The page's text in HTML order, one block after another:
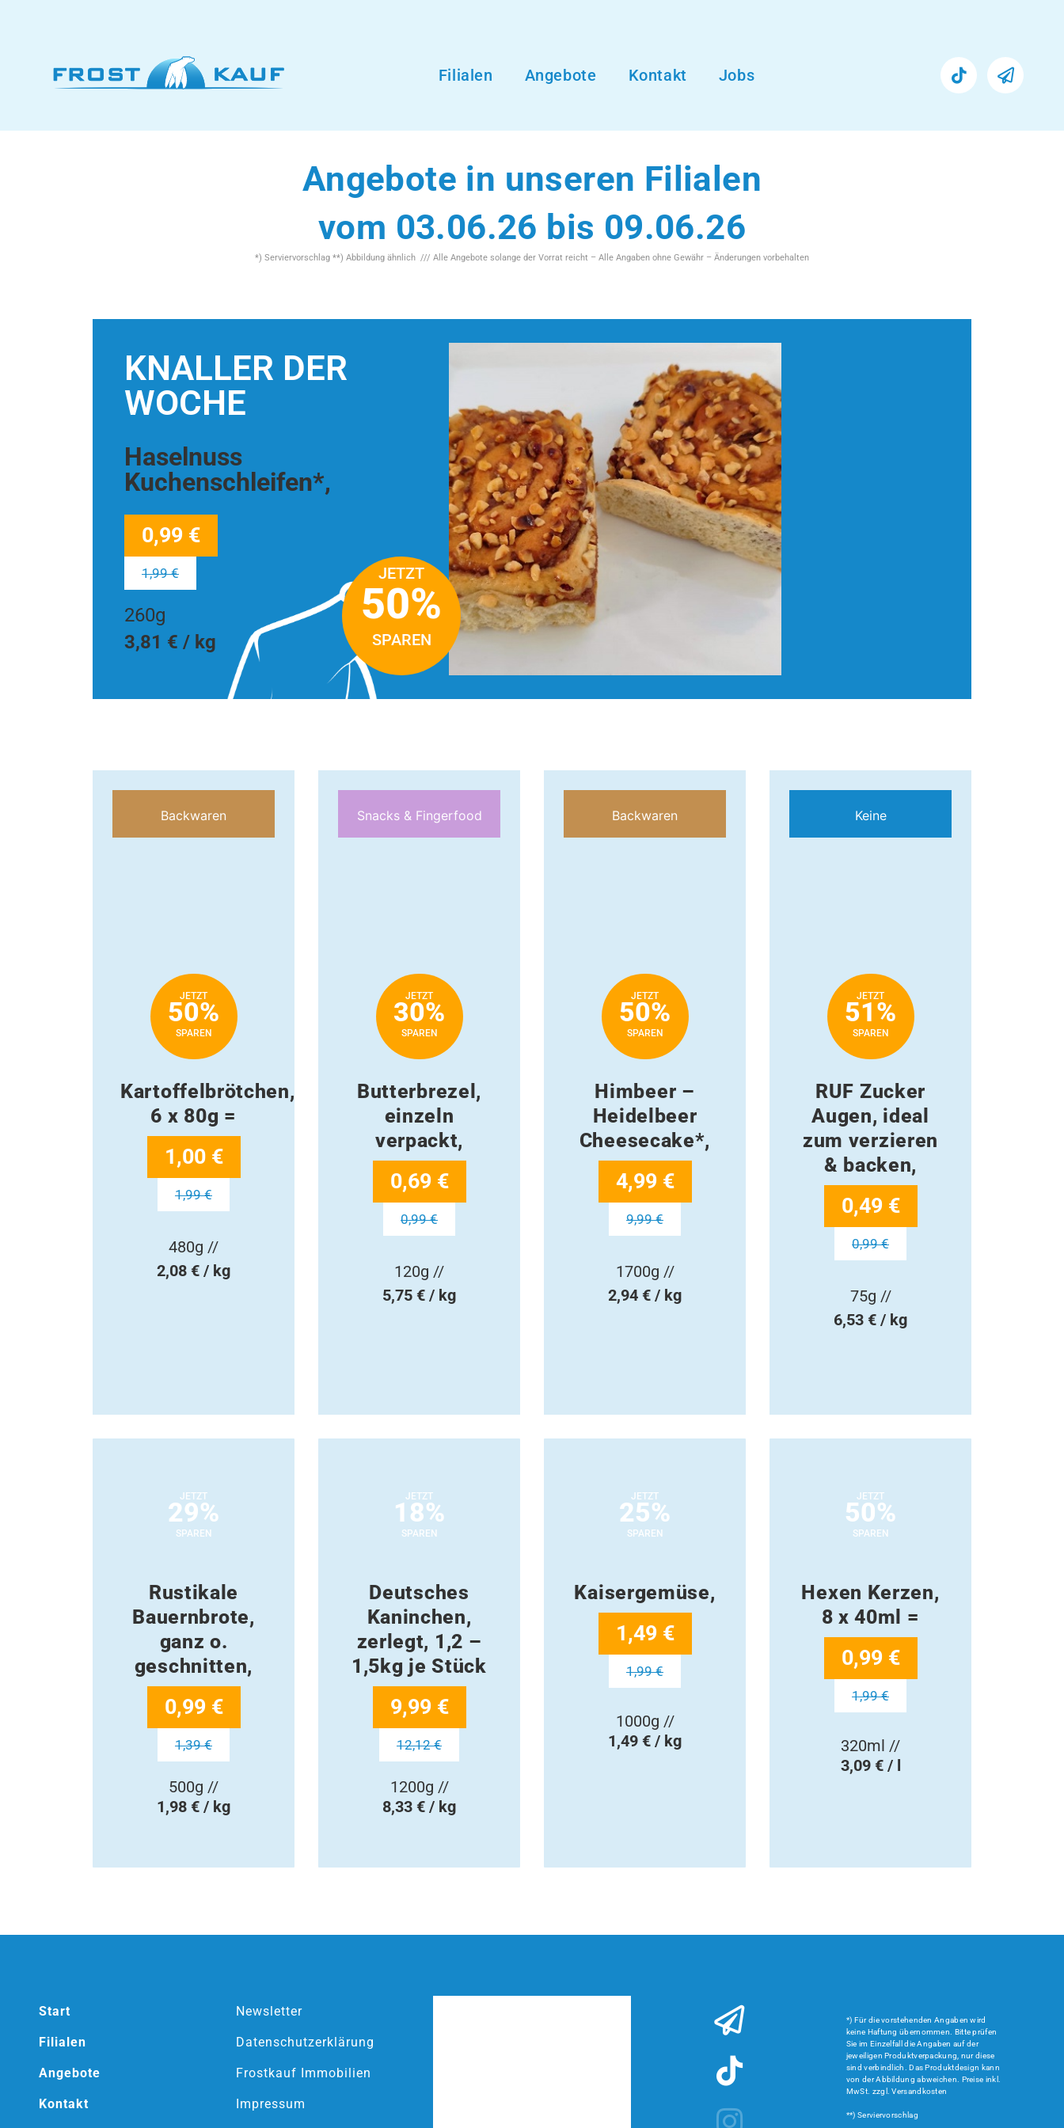
Filialen Angebote Kontakt Jobs
Angebote in unseren Filialen
vom 03.06.26 bis 09.06.26
*) Serviervorschlag **) Abbildung ähnlich /// Alle Angebote solange der Vorrat reicht – Alle Angaben ohne Gewähr – Änderungen vorbehalten
KNALLER DER
WOCHE
Haselnuss
Kuchenschleifen*,
0,99 €
1,99 €
260g
3,81 € / kg
JETZT
50%
SPAREN
Backwaren
JETZT
50%
SPAREN
Kartoffelbrötchen,
6 x 80g =
1,00 €
1,99 €
480g //
2,08 € / kg
Snacks & Fingerfood
JETZT
30%
SPAREN
Butterbrezel,
einzeln
verpackt,
0,69 €
0,99 €
120g //
5,75 € / kg
Backwaren
JETZT
50%
SPAREN
Himbeer –
Heidelbeer
Cheesecake*,
4,99 €
9,99 €
1700g //
2,94 € / kg
Keine
JETZT
51%
SPAREN
RUF Zucker
Augen, ideal
zum verzieren
& backen,
0,49 €
0,99 €
75g //
6,53 € / kg
JETZT
29%
SPAREN
Rustikale
Bauernbrote,
ganz o.
geschnitten,
0,99 €
1,39 €
500g //
1,98 € / kg
JETZT
18%
SPAREN
Deutsches
Kaninchen,
zerlegt, 1,2 –
1,5kg je Stück
9,99 €
12,12 €
1200g //
8,33 € / kg
JETZT
25%
SPAREN
Kaisergemüse,
1,49 €
1,99 €
1000g //
1,49 € / kg
JETZT
50%
SPAREN
Hexen Kerzen,
8 x 40ml =
0,99 €
1,99 €
320ml //
3,09 € / l
Start
Filialen
Angebote
Kontakt
Newsletter
Datenschutzerklärung
Frostkauf Immobilien
Impressum
*) Für die vorstehenden Angaben wird
keine Haftung übernommen. Bitte prüfen
Sie im Einzelfall die Angaben auf der
jeweiligen Produktverpackung, nur diese
sind verbindlich. Das Produktdesign kann
von der Abbildung abweichen. Preise inkl.
MwSt. zzgl. Versandkosten
**) Serviervorschlag